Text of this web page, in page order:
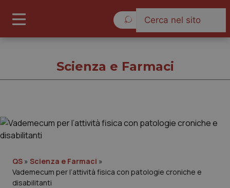
Governo e Parlamento
Scienza e Farmaci
QS » Scienza e Farmaci »
Vademecum per l’attività fisica con patologie croniche e
disabilitanti